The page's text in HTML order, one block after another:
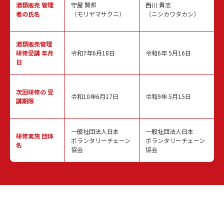
酒類販売管理
者の氏名
酒類販売管理
研修受講 年月
日
次回研修の受
講期限
研修実施 団体
名
守屋 賢邦
（モリヤマサクニ）
令和7年6月18日
令和10年6月17日
一般社団法人日本
ボランタリーチェーン
協会
西川 貴志
（ニシカワタカシ）
令和6年 5月16日
令和9年 5月15日
一般社団法人日本
ボランタリーチェーン
協会